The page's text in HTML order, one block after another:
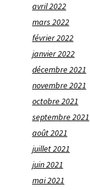
avril 2022
mars 2022
février 2022
janvier 2022
décembre 2021
novembre 2021
octobre 2021
septembre 2021
août 2021
juillet 2021
juin 2021
mai 2021